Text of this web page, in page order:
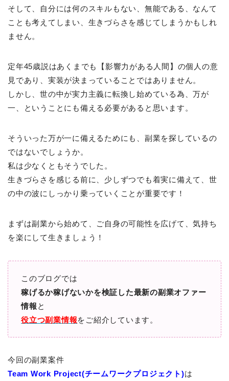
そして、自分には何のスキルもない、無能である、なんて
ことも考えてしまい、生きづらさを感じてしまうかもしれ
ません。
定年45歳説はあくまでも【影響力がある人間】の個人の意
見であり、実装が決まっていることではありません。
しかし、世の中が実力主義に転換し始めている為、万が
一、ということにも備える必要があると思います。
そういった万が一に備えるためにも、副業を探しているの
ではないでしょうか。
私は少なくともそうでした。
生きづらさを感じる前に、少しずつでも着実に備えて、世
の中の波にしっかり乗っていくことが重要です！
まずは副業から始めて、ご自身の可能性を広げて、気持ち
を楽にして生きましょう！
このブログでは
稼げるか稼げないかを検証した最新の副業オファー
情報 と
役立つ副業情報をご紹介しています。
今回の副業案件
Team Work Project(チームワークプロジェクト)は